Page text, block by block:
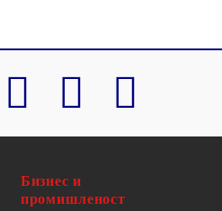
Бизнес и
промишленост